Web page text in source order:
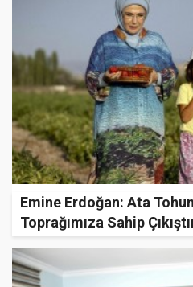
Emine Erdoğan: Ata
Toprağımıza Sahip